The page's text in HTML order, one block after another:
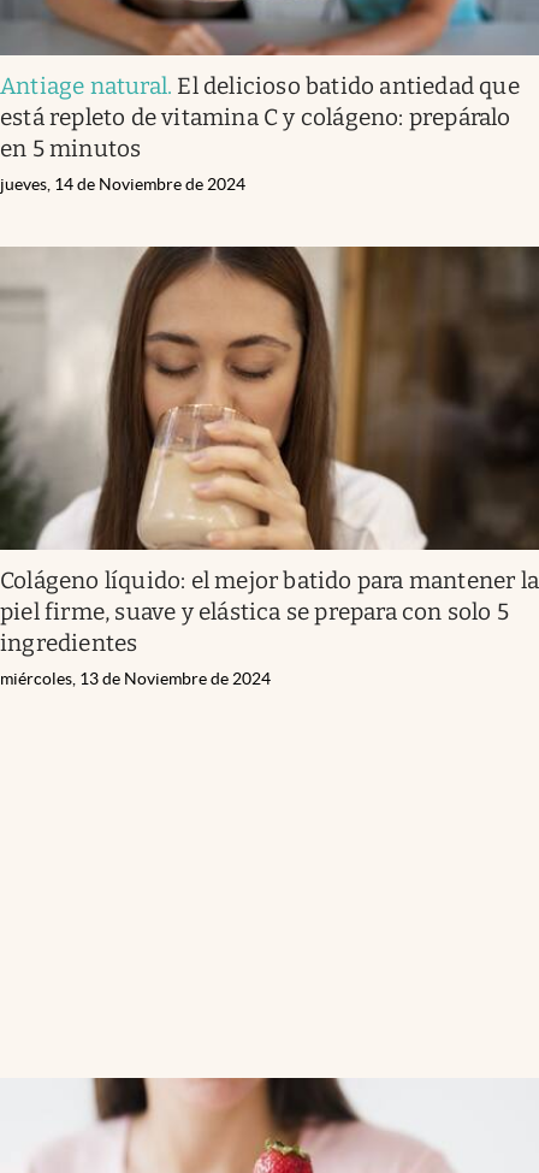
Antiage natural. El delicioso batido antiedad que
está repleto de vitamina C y colágeno: prepáralo
en 5 minutos
jueves, 14 de Noviembre de 2024
Colágeno líquido: el mejor batido para mantener la
piel firme, suave y elástica se prepara con solo 5
ingredientes
miércoles, 13 de Noviembre de 2024